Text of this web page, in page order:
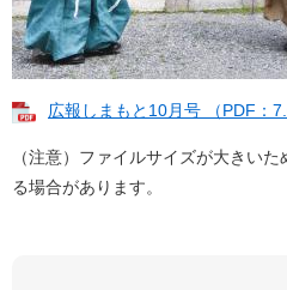
広報しまもと10月号 （PDF：
（注意）ファイルサイズが大きい
る場合があります。